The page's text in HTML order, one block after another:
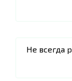
Не всегда